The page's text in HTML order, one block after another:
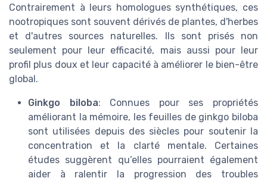
Contrairement à leurs homologues synthétiques, ces
nootropiques sont souvent dérivés de plantes, d'herbes
et d'autres sources naturelles. Ils sont prisés non
seulement pour leur efficacité, mais aussi pour leur
profil plus doux et leur capacité à améliorer le bien-être
global.
Ginkgo biloba: Connues pour ses propriétés
améliorant la mémoire, les feuilles de ginkgo biloba
sont utilisées depuis des siècles pour soutenir la
concentration et la clarté mentale. Certaines
études suggèrent qu’elles pourraient également
aider à ralentir la progression des troubles